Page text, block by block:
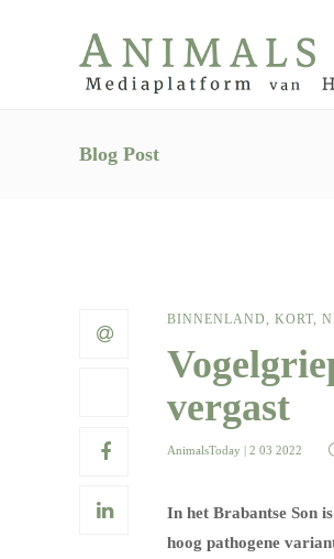
Blog Post
BINNENLAND, KORT,
vergast
AnimalsToday | 2 03 2022
In het Brabantse Son
hoog pathogene